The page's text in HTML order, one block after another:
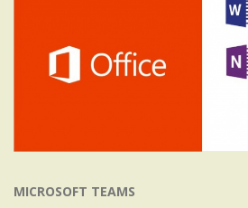
MICROSOFT TEAMS